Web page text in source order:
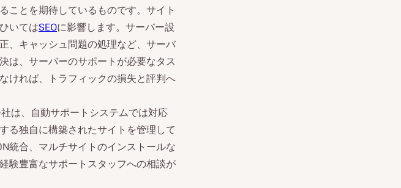
ことを期待しているものです。サイト
いてはSEOに影響します。サーバー設
、キャッシュ問題の処理など、サーバ
は、サーバーのサポートが必要なタス
ければ、トラフィックの損失と評判へ
は、自動サポートシステムでは対応
る独自に構築されたサイトを管理して
統合、マルチサイトのインストールな
験豊富なサポートスタッフへの相談が